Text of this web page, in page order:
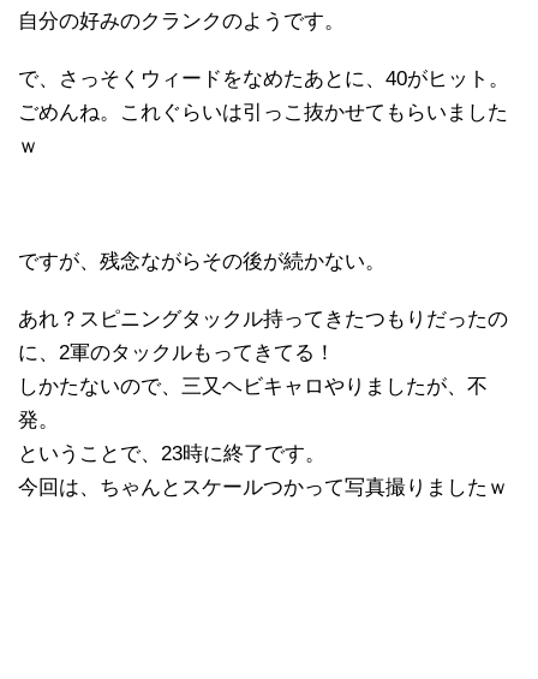
自分の好みのクランクのようです。
で、さっそくウィードをなめたあとに、40がヒット。
ごめんね。これぐらいは引っこ抜かせてもらいました
ｗ
ですが、残念ながらその後が続かない。
あれ？スピニングタックル持ってきたつもりだったの
に、2軍のタックルもってきてる！
しかたないので、三又ヘビキャロやりましたが、不
発。
ということで、23時に終了です。
今回は、ちゃんとスケールつかって写真撮りましたｗ